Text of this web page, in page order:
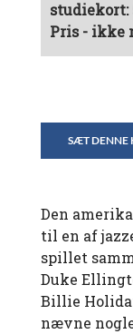
studiekort:
Pris - ikke
SÆT DENNE
Den
til en af
spillet
Duke
Billie
nævne